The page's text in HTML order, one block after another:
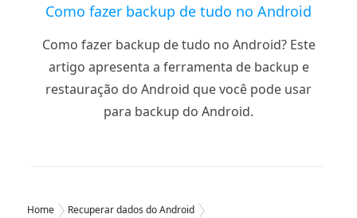
Como fazer backup de tudo no Android
Como fazer backup de tudo no Android? Este
artigo apresenta a ferramenta de backup e
restauração do Android que você pode usar
para backup do Android.
Home
Recuperar dados do Android